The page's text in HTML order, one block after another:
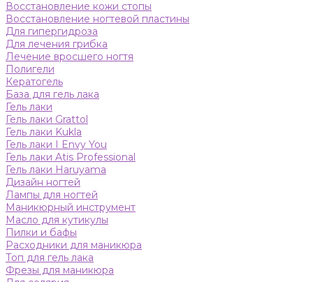
Восстановление кожи стопы
Восстановление ногтевой пластины
Для гипергидроза
Для лечения грибка
Лечение вросшего ногтя
Полигели
Кератогель
База для гель лака
Гель лаки
Гель лаки Grattol
Гель лаки Kukla
Гель лаки I Envy You
Гель лаки Atis Professional
Гель лаки Haruyama
Дизайн ногтей
Лампы для ногтей
Маникюрный инструмент
Масло для кутикулы
Пилки и бафы
Расходники для маникюра
Топ для гель лака
Фрезы для маникюра